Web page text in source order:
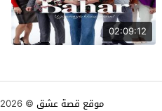
02:09:12
موقع قصة عشق © 2026 جميع الحقوق محفوظة.